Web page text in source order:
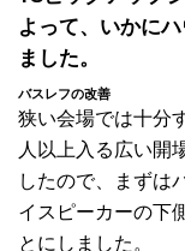
よって、いかに
ました。
バスレフの改善
狭い会場では十分
人以上入る広い開
したので、まずは
イスピーカーの下
とにしました。